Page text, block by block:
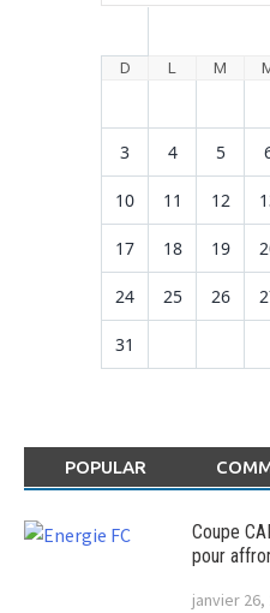
D L M
3 4 5
10 11 12
17 18 19
24 25 26
31
POPULAR
Coupe
pour
janvier 26,